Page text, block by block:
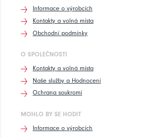
Informace o výrobcích
Kontakty a volná místa
Obchodní podmínky
O SPOLEČNOSTI
Kontakty a volná místa
Naše služby a Hodnocení
Ochrana soukromí
MOHLO BY SE HODIT
Informace o výrobcích